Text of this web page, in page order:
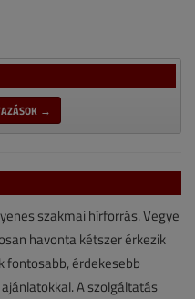
→
szakmai hírforrás. Vegye
havonta kétszer érkezik
fontosabb, érdekesebb
A szolgáltatás